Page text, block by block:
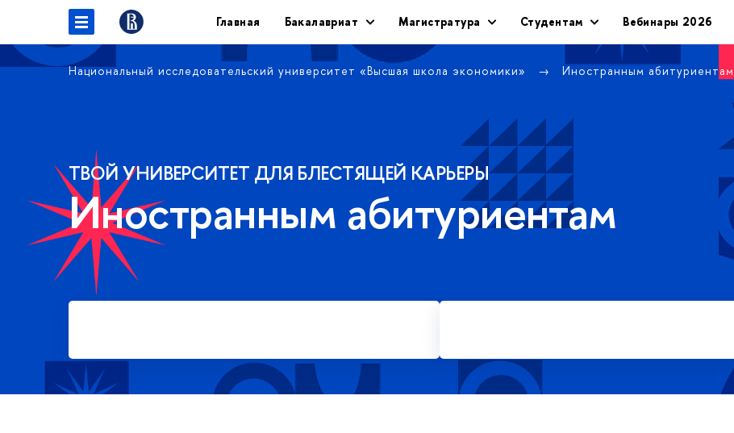
Главная Бакалавриат Магистратура Студентам Вебинары 2026
Национальный исследовательский университет «Высшая школа экономики» Иностранным абитуриентам
ТВОЙ УНИВЕРСИТЕТ ДЛЯ БЛЕСТЯЩЕЙ КАРЬЕРЫ
Иностранным абитуриентам